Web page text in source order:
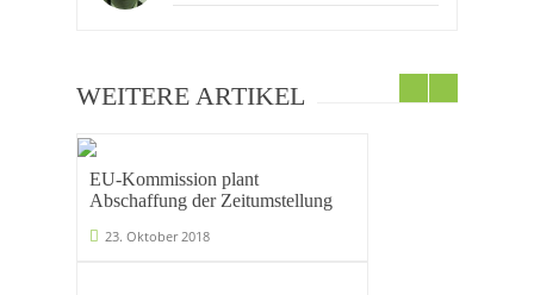
WEITERE ARTIKEL
EU-Kommission plant
Abschaffung der Zeitumstellung
23. Oktober 2018